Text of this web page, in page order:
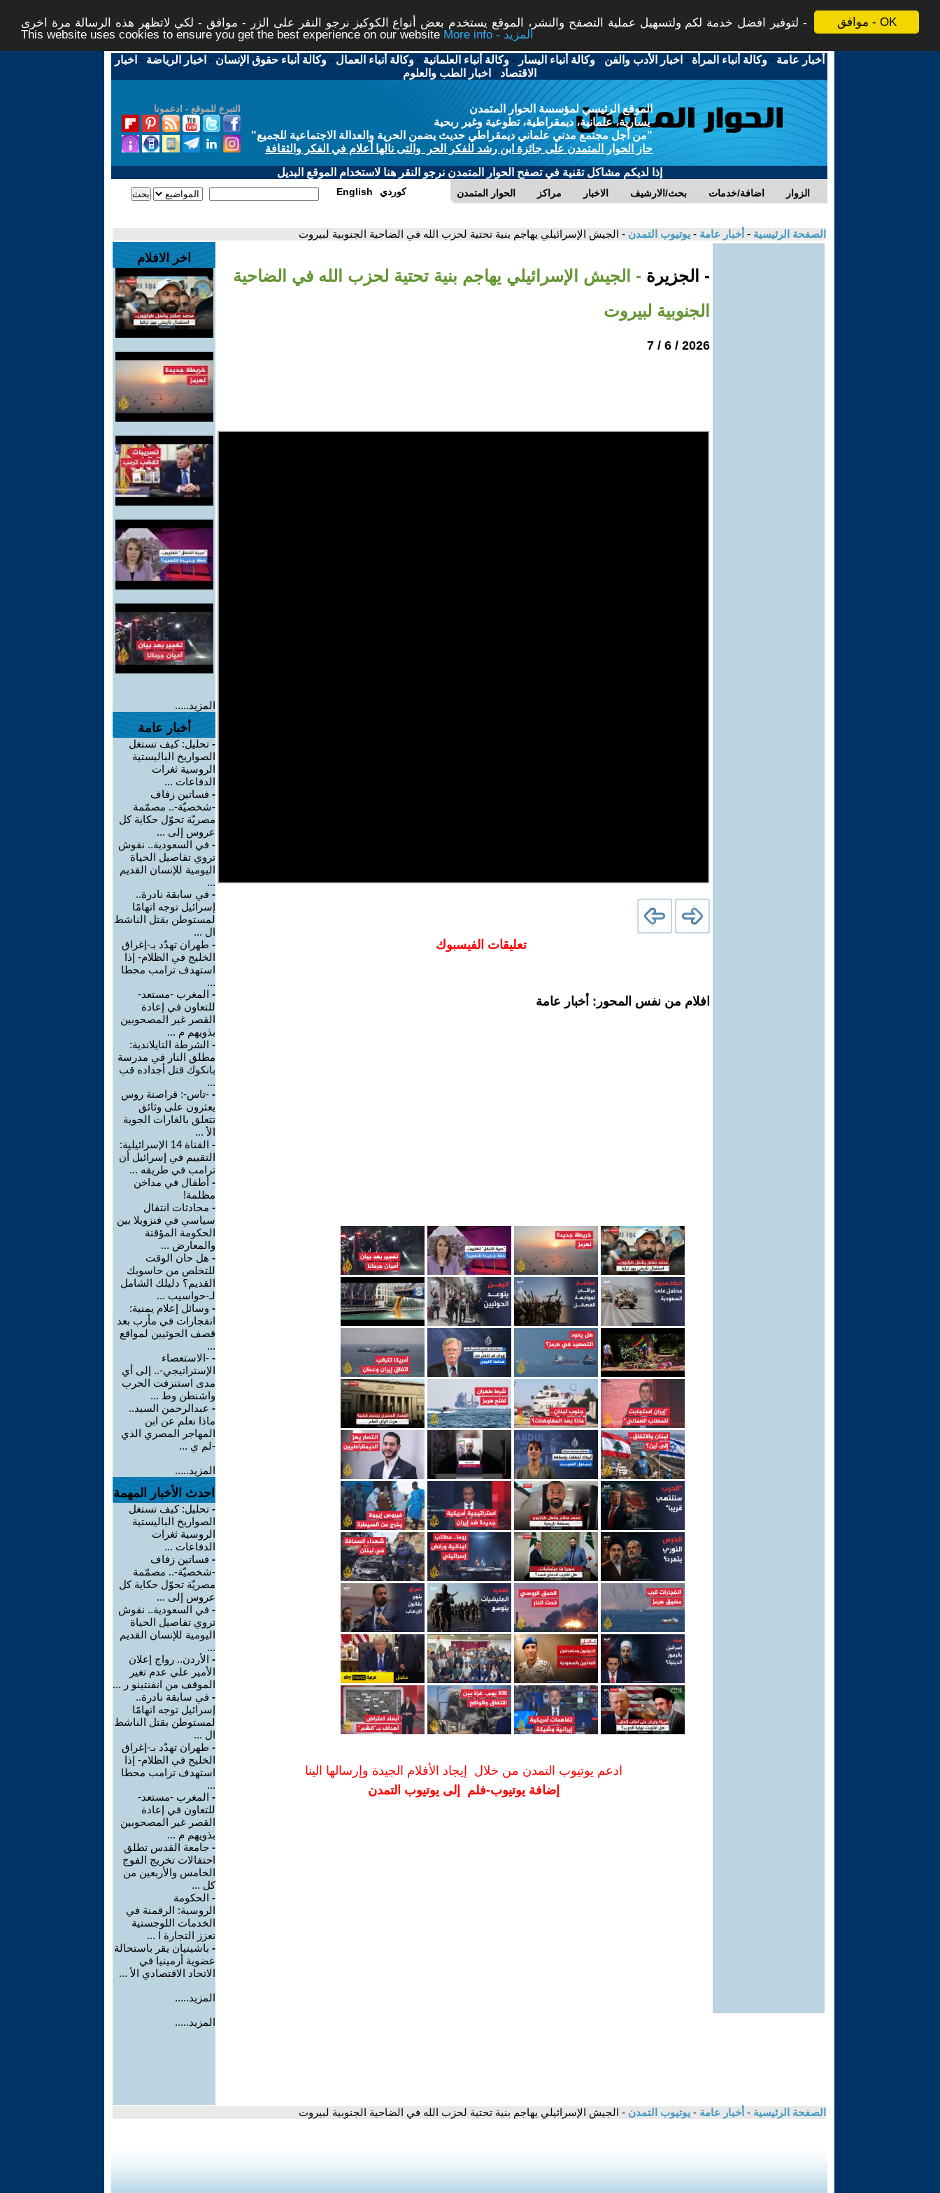
موافق - OK
لتوفير افضل خدمة لكم ولتسهيل عملية التصفح والنشر، الموقع يستخدم بعض أنواع الكوكيز نرجو النقر على الزر - موافق - لكي لاتظهر هذه الرسالة مرة اخرى -
This website uses cookies to ensure you get the best experience on our website
More info - المزيد
أخبار عامة -وكالة أنباء المرأة - اخبار الأدب والفن -وكالة أنباء اليسار -وكالة أنباء العلمانية -وكالة أنباء العمال -وكالة أنباء حقوق الإنسان - اخبار الرياضة - اخبار
الاقتصاد - اخبار الطب والعلوم
التبرع للموقع - ادعمونا
الموقع الرئيسي لمؤسسة الحوار المتمدن
يسارية، علمانية، ديمقراطية، تطوعية وغير ربحية
"من أجل مجتمع مدني علماني ديمقراطي حديث يضمن الحرية والعدالة الاجتماعية للجميع"
حاز الحوار المتمدن على جائزة ابن رشد للفكر الحر والتى نالها أعلام في الفكر والثقافة
إذا لديكم مشاكل تقنية في تصفح الحوار المتمدن نرجو النقر هنا لاستخدام الموقع البديل
الحوار المتمدن مراكز الاخبار بحث/الارشيف اضافة/خدمات الزوار English كوردي
الصفحة الرئيسية - أخبار عامة - يوتيوب التمدن - الجيش الإسرائيلي يهاجم بنية تحتية لحزب الله في الضاحية الجنوبية لبيروت
- الجزيرة - الجيش الإسرائيلي يهاجم بنية تحتية لحزب الله في الضاحية
الجنوبية لبيروت
2026 / 6 / 7
تعليقات الفيسبوك
افلام من نفس المحور: أخبار عامة
ادعم يوتيوب التمدن من خلال إيجاد الأفلام الجيدة وإرسالها الينا
إضافة يوتيوب-فلم إلى يوتيوب التمدن
اخر الافلام
المزيد.....
أخبار عامة
- تحليل: كيف تستغل
الصواريخ الباليستية
الروسية ثغرات
الدفاعات ...
- فساتين زفاف
-شخصيّة-.. مصمّمة
مصريّة تحوّل حكاية كل
عروس إلى ...
- في السعودية.. نقوش
تروي تفاصيل الحياة
اليومية للإنسان القديم
...
- في سابقة نادرة..
إسرائيل توجه اتهامًا
لمستوطن بقتل الناشط
ال ...
- طهران تهدّد بـ-إغراق
الخليج في الظلام- إذا
استهدف ترامب محطا
...
- المغرب -مستعد-
للتعاون في إعادة
القصر غير المصحوبين
بذويهم م ...
- الشرطة التايلاندية:
مطلق النار في مدرسة
بانكوك قتل أجداده قب
...
- -تاس-: قراصنة روس
يعثرون على وثائق
تتعلق بالغارات الجوية
الأ ...
-
القناة 14 الإسرائيلية:
التقييم في إسرائيل أن
ترامب في طريقه ...
- أطفال في مداخن
مظلمة!
- محادثات انتقال
سياسي في فنزويلا بين
الحكومة المؤقتة
والمعارض ...
- هل حان الوقت
للتخلص من حاسوبك
القديم؟ دليلك الشامل
لـ-حواسيب ...
- وسائل إعلام يمنية:
انفجارات في مأرب بعد
قصف الحوثيين لمواقع
...
- -الاستعصاء
الإستراتيجي-.. إلى أي
مدى استنزفت الحرب
واشنطن وط ...
- عبدالرحمن السيد..
ماذا نعلم عن ابن
المهاجر المصري الذي
-لم ي ...
المزيد.....
احدث الأخبار المهمة
- تحليل: كيف تستغل
الصواريخ الباليستية
الروسية ثغرات
الدفاعات ...
- فساتين زفاف
-شخصيّة-.. مصمّمة
مصريّة تحوّل حكاية كل
عروس إلى ...
- في السعودية.. نقوش
تروي تفاصيل الحياة
اليومية للإنسان القديم
...
- الأردن.. رواج إعلان
الأمير علي عدم تغير
الموقف من انفنتينو ر ...
- في سابقة نادرة..
إسرائيل توجه اتهامًا
لمستوطن بقتل الناشط
ال ...
- طهران تهدّد بـ-إغراق
الخليج في الظلام- إذا
استهدف ترامب محطا
...
- المغرب -مستعد-
للتعاون في إعادة
القصر غير المصحوبين
بذويهم م ...
- جامعة القدس تطلق
احتفالات تخريج الفوج
الخامس والأربعين من
كل ...
- الحكومة
الروسية: الرقمنة في
الخدمات اللوجستية
تعزز التجارة ا ...
- باشينيان يقر باستحالة
عضوية أرمينيا في
الاتحاد الاقتصادي الأ ...
المزيد.....
المزيد.....
الصفحة الرئيسية - أخبار عامة - يوتيوب التمدن - الجيش الإسرائيلي يهاجم بنية تحتية لحزب الله في الضاحية الجنوبية لبيروت